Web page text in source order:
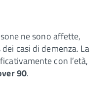
ne sono affette,
casi di demenza. La
con l’età,
90.